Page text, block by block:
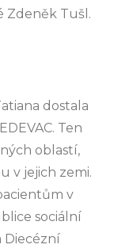
Zdeněk Tušl.
dostala
Ten
oblastí,
v jejich zemi.
v
sociální
Diecézní